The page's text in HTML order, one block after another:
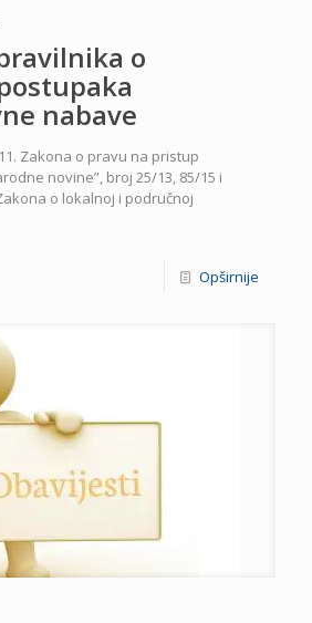
o
nabave
Zakona o pravu na pristup
novine”, broj 25/13, 85/15 i
o lokalnoj i područnoj
Opširnije